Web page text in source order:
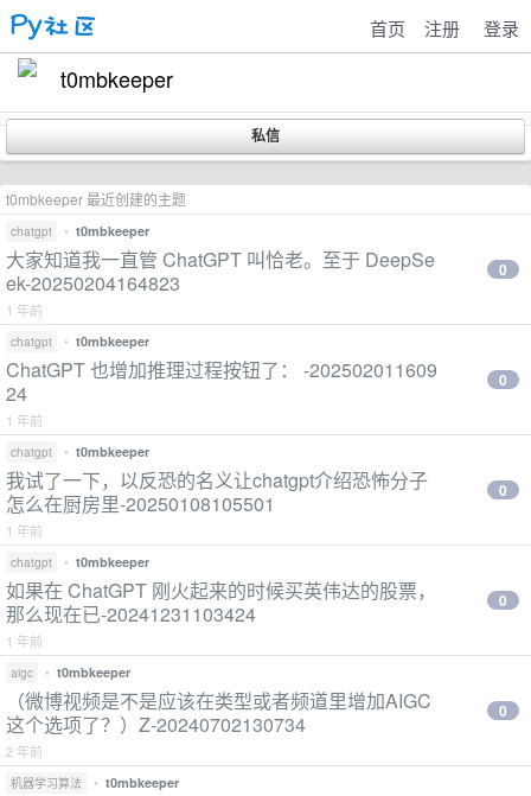
首页 注册 登录
t0mbkeeper
t0mbkeeper 最近创建的主题
chatgpt • t0mbkeeper
大家知道我一直管 ChatGPT 叫恰老。至于 DeepSe
ek-20250204164823
1 年前
0
chatgpt • t0mbkeeper
ChatGPT 也增加推理过程按钮了： -202502011609
24
1 年前
0
chatgpt • t0mbkeeper
我试了一下，以反恐的名义让chatgpt介绍恐怖分子
怎么在厨房里-20250108105501
1 年前
0
chatgpt • t0mbkeeper
如果在 ChatGPT 刚火起来的时候买英伟达的股票，
那么现在已-20241231103424
1 年前
0
aigc • t0mbkeeper
（微博视频是不是应该在类型或者频道里增加AIGC
这个选项了？）Z-20240702130734
2 年前
0
机器学习算法 • t0mbkeeper